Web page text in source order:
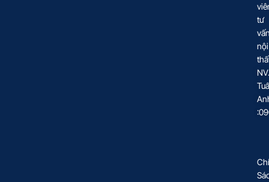
tư
nội
NV.